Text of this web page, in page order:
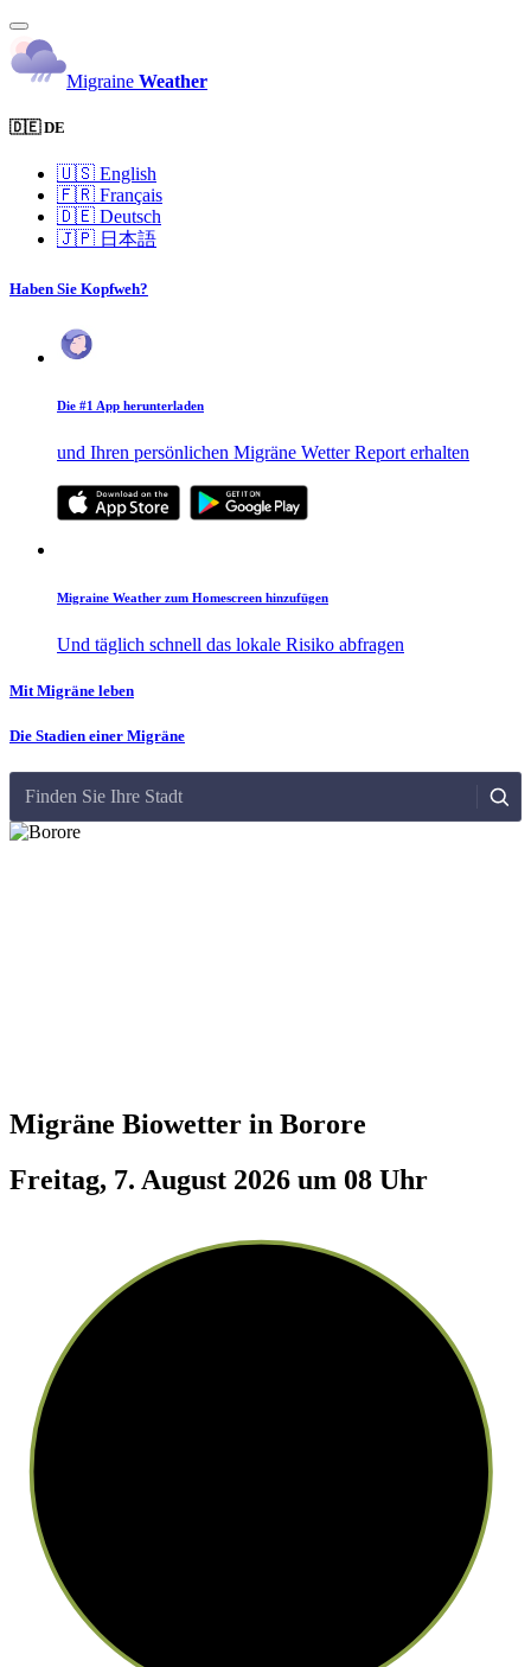
Migraine Weather
🇩🇪 DE
🇺🇸 English
🇫🇷 Français
🇩🇪 Deutsch
🇯🇵 日本語
Haben Sie Kopfweh?
Die #1 App herunterladen
und Ihren persönlichen Migräne Wetter Report erhalten
Migraine Weather zum Homescreen hinzufügen
Und täglich schnell das lokale Risiko abfragen
Mit Migräne leben
Die Stadien einer Migräne
Finden Sie Ihre Stadt
Migräne Biowetter in Borore
Freitag, 7. August 2026 um 08 Uhr